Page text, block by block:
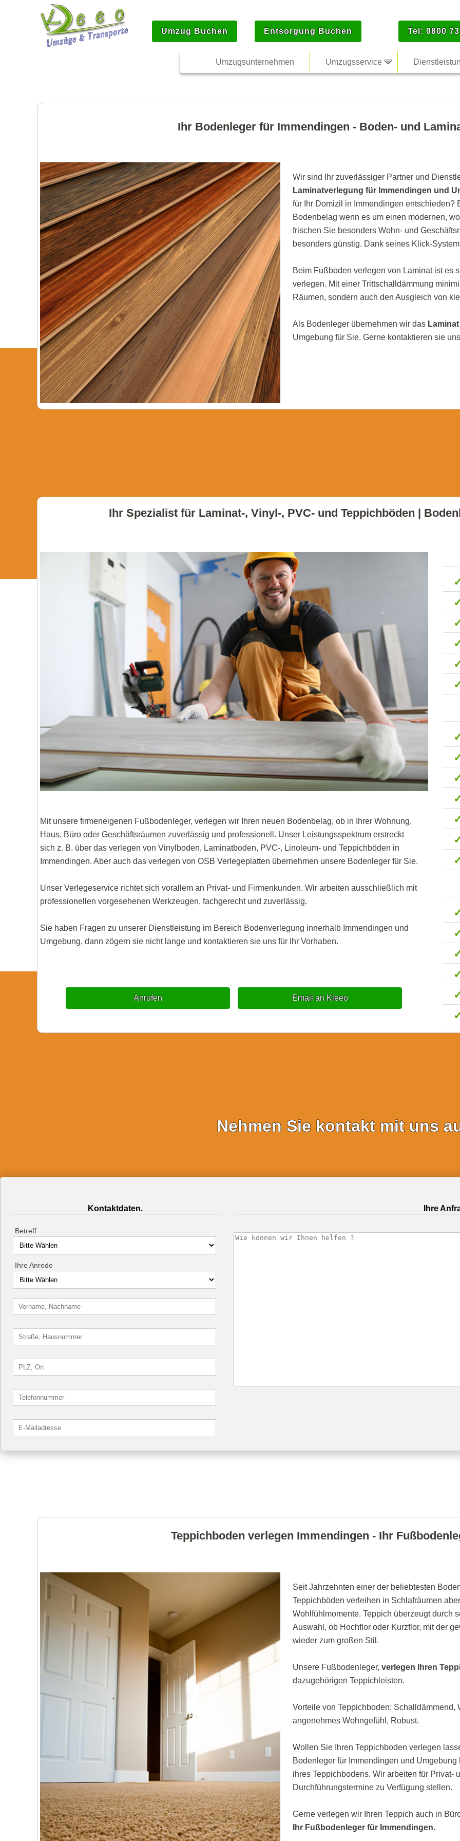
Umzug Buchen Entsorgung Buchen Tel: 0800
Umzugsunternehmen Umzugsservice
Ihr Bodenleger für Immendingen - Boden- und
Wir sind Ihr zuverlässiger Partner und
Laminatverlegung für Immendingen und
für Ihr Domizil in Immendingen entschieden?
Bodenbelag wenn es um einen modernen,
frischen Sie besonders Wohn- und
besonders günstig. Dank seines Klick-
Beim Fußboden verlegen von Laminat ist es
verlegen. Mit einer Trittschalldämmung
Räumen, sondern auch den Ausgleich von
Als Bodenleger übernehmen wir das
Umgebung für Sie. Gerne kontaktieren sie
Ihr Spezialist für Laminat-, Vinyl-, PVC- und Teppichböden |
Mit unsere firmeneigenen Fußbodenleger, verlegen wir Ihren neuen Bodenbelag, ob in Ihrer Wohnung,
Haus, Büro oder Geschäftsräumen zuverlässig und professionell. Unser Leistungsspektrum erstreckt
sich z. B. über das verlegen von Vinylboden, Laminatboden, PVC-, Linoleum- und Teppichböden in
Immendingen. Aber auch das verlegen von OSB Verlegeplatten übernehmen unsere Bodenleger für Sie.
Unser Verlegeservice richtet sich vorallem an Privat- und Firmenkunden. Wir arbeiten ausschließlich mit
professionellen vorgesehenen Werkzeugen, fachgerecht und zuverlässig.
Sie haben Fragen zu unserer Dienstleistung im Bereich Bodenverlegung innerhalb Immendingen und
Umgebung, dann zögern sie nicht lange und kontaktieren sie uns für Ihr Vorhaben.
Anrufen Email an Kleeo
Nehmen Sie kontakt mit uns
Kontaktdaten.
Betreff
Ihre Anrede
Ihre
Teppichboden verlegen Immendingen - Ihr
Seit Jahrzehnten einer der beliebtesten
Teppichböden verleihen in Schlafräumen
Wohlfühlmomente. Teppich überzeugt durch
Auswahl, ob Hochflor oder Kurzflor, mit der
wieder zum großen Stil.
Unsere Fußbodenleger,verlegen Ihren
dazugehörigen Teppichleisten.
Vorteile von Teppichboden:
angenehmes Wohngefühl, Robust.
Wollen Sie Ihren Teppichboden verlegen
Bodenleger für Immendingen und
ihres Teppichbodens. Wir arbeiten für
Durchführungstermine zu Verfügung stellen.
Gerne verlegen wir Ihren Teppich auch in
Ihr Fußbodenleger für Immendingen.